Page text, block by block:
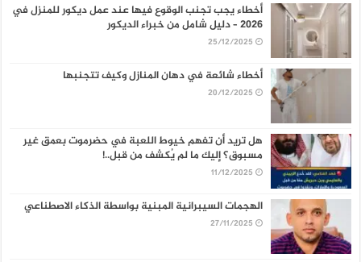
أخطاء يجب تجنب الوقوع فيها عند عمل ديكور للمنزل في
2026 – دليل شامل من خبراء الديكور
25/12/2025
أخطاء شائعة في دهان المنازل وكيف تتجنبها
20/12/2025
هل تريد أن تفهم خيوط اللعبة في حضرموت بعمق غير
مسبوق؟ إليك ما لم يُكشف من قبل..!
11/12/2025
الهجمات السيبرانية المبنية بواسطة الذكاء الاصطناعي
27/11/2025